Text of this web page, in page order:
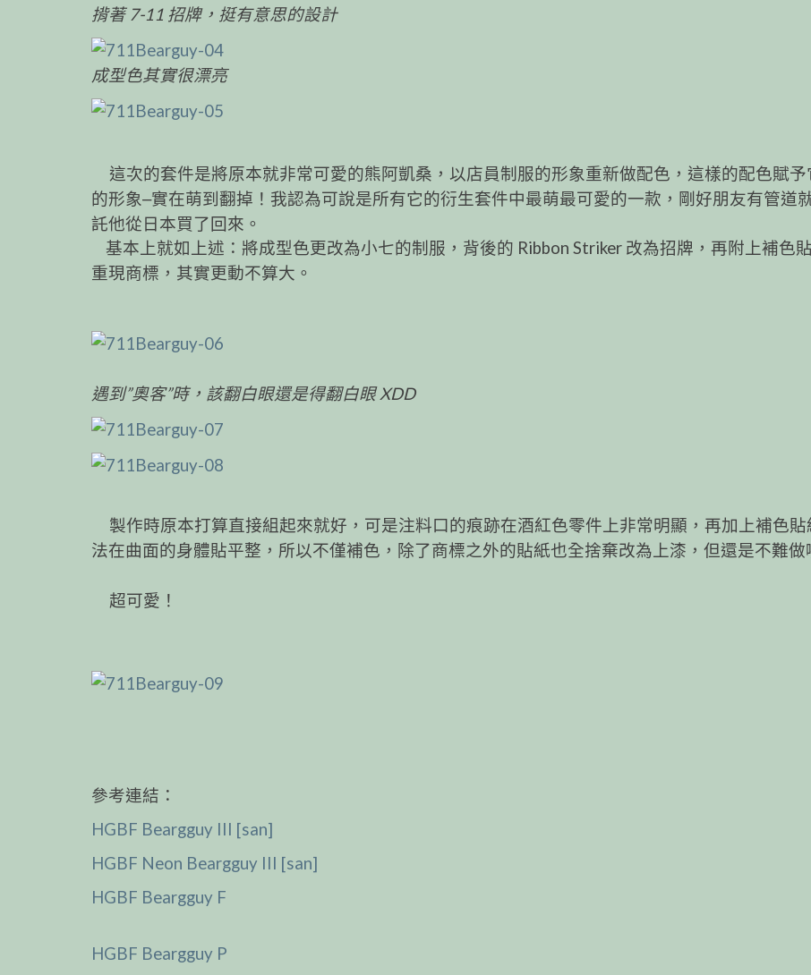
揹著 7-11 招牌，挺有意思的設計
成型色其實很漂亮
這次的套件是將原本就非常可愛的熊阿凱桑，以店員制服的形象重新做配色，這樣的配色賦予
的形象–實在萌到翻掉！我認為可說是所有它的衍生套件中最萌最可愛的一款，剛好朋友有管道
託他從日本買了回來。
基本上就如上述：將成型色更改為小七的制服，背後的 Ribbon Striker 改為招牌，再附上補色
重現商標，其實更動不算大。
遇到”奧客”時，該翻白眼還是得翻白眼 XDD
製作時原本打算直接組起來就好，可是注料口的痕跡在酒紅色零件上非常明顯，再加上補色貼
法在曲面的身體貼平整，所以不僅補色，除了商標之外的貼紙也全捨棄改為上漆，但還是不難做
超可愛！
參考連結：
HGBF Beargguy III [san]
HGBF Neon Beargguy III [san]
HGBF Beargguy F
HGBF Beargguy P